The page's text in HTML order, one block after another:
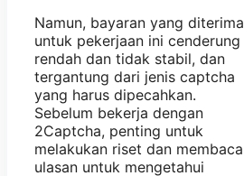
Namun, bayaran yang diterima
untuk pekerjaan ini cenderung
rendah dan tidak stabil, dan
tergantung dari jenis captcha
yang harus dipecahkan.
Sebelum bekerja dengan
2Captcha, penting untuk
melakukan riset dan membaca
ulasan untuk mengetahui